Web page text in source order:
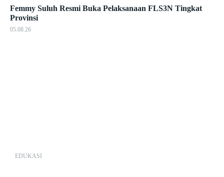
Femmy Suluh Resmi Buka Pelaksanaan FLS3N Tingkat
Provinsi
05.08.26
EDUKASI